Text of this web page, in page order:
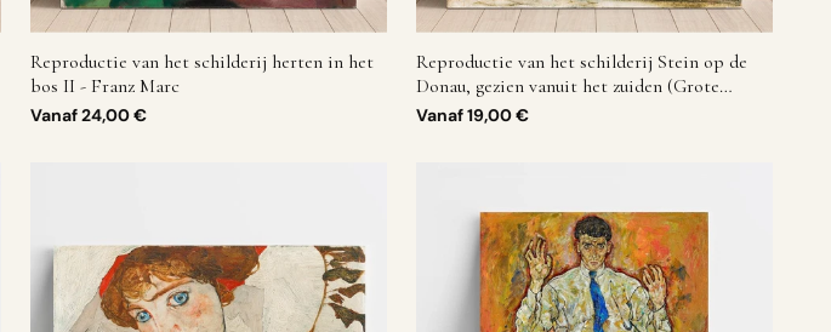
Reproductie van het schilderij herten in het
bos II - Franz Marc
Vanaf24,00 €
Reproductie van het schilderij Stein op de
Donau, gezien vanuit het zuiden (Grote
formaat) - Egon Schiele
Vanaf19,00 €